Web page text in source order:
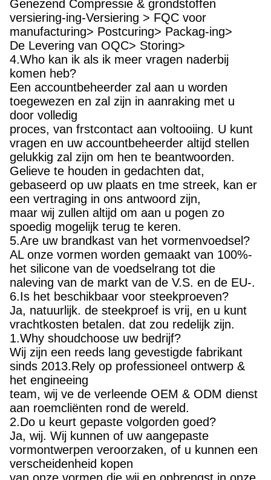
Genezend Compressie & grondstoffen
versiering-ing-Versiering > FQC voor
manufacturing> Postcuring> Packag-ing>
De Levering van OQC> Storing>
4.Who kan ik als ik meer vragen naderbij
komen heb?
Een accountbeheerder zal aan u worden
toegewezen en zal zijn in aanraking met u
door volledig
proces, van frstcontact aan voltooiing. U kunt
vragen en uw accountbeheerder altijd stellen
gelukkig zal zijn om hen te beantwoorden.
Gelieve te houden in gedachten dat,
gebaseerd op uw plaats en tme streek, kan er
een vertraging in ons antwoord zijn,
maar wij zullen altijd om aan u pogen zo
spoedig mogelijk terug te keren.
5.Are uw brandkast van het vormenvoedsel?
AL onze vormen worden gemaakt van 100%-
het silicone van de voedselrang tot die
naleving van de markt van de V.S. en de EU-.
6.Is het beschikbaar voor steekproeven?
Ja, natuurlijk. de steekproef is vrij, en u kunt
vrachtkosten betalen. dat zou redelijk zijn.
1.Why shoudchoose uw bedrijf?
Wij zijn een reeds lang gevestigde fabrikant
sinds 2013.Rely op professioneel ontwerp &
het engineeing
team, wij ve de verleende OEM & ODM dienst
aan roemcliënten rond de wereld.
2.Do u keurt gepaste volgorden goed?
Ja, wij. Wij kunnen of uw aangepaste
vormontwerpen veroorzaken, of u kunnen een
verscheidenheid kopen